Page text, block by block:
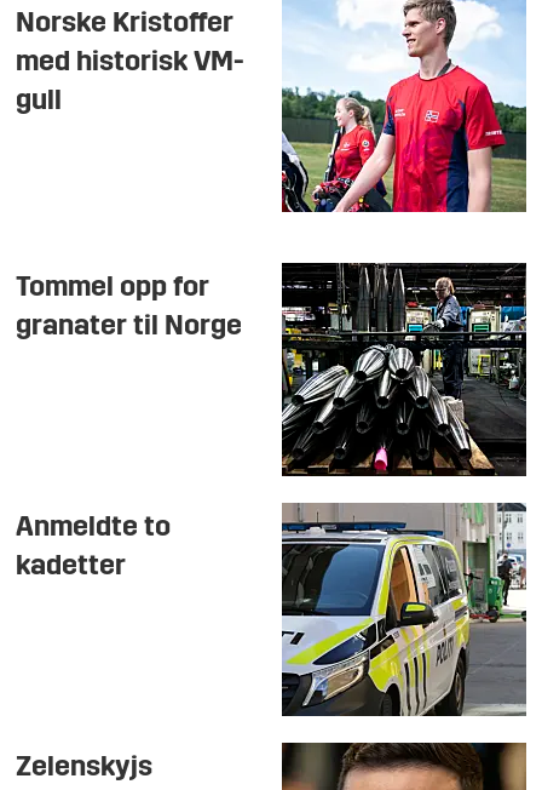
Norske Kristoffer
med historisk VM-
gull
Tommel opp for
granater til Norge
Anmeldte to
kadetter
Zelenskyjs